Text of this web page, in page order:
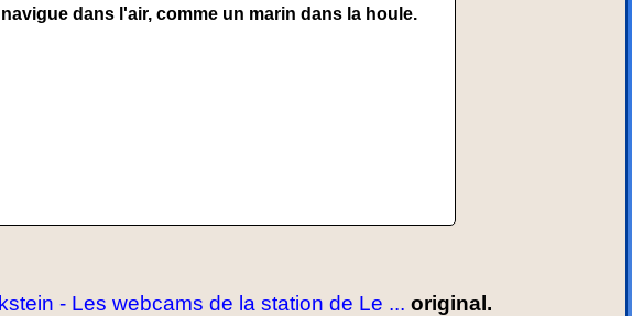
dans l'air, comme un marin dans la houle.
- Les webcams de la station de Le ... original.